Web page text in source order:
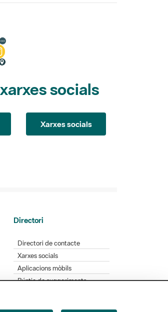
socials
Xarxes socials
Directori
Directori de contacte
Xarxes socials
Aplicacions mòbils
Bústia de suggeriments